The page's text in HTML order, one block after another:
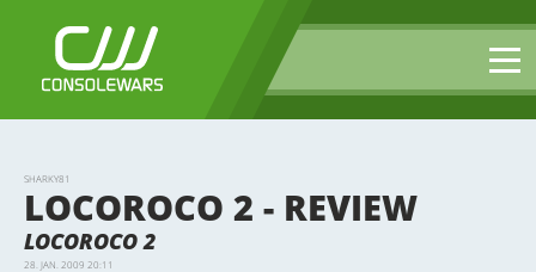
SHARKY81
LOCOROCO 2 - REVIEW
LOCOROCO 2
28. JAN. 2009 20:11